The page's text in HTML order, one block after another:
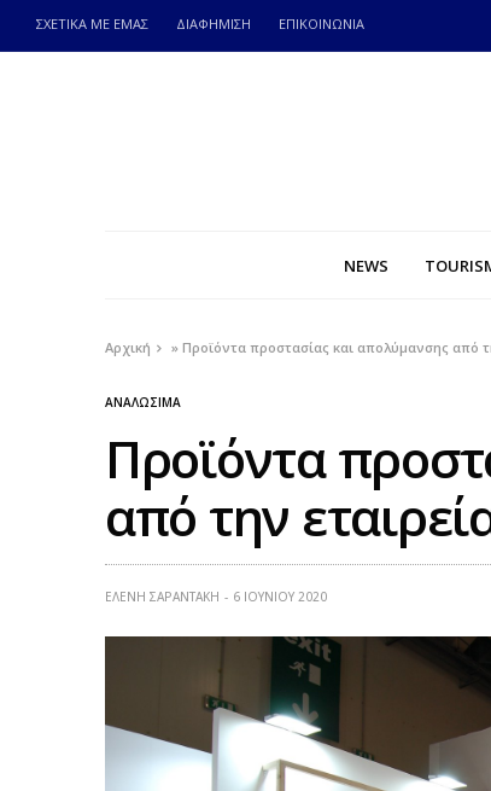
ΣΧΕΤΙΚΑ ΜΕ ΕΜΑΣ ΔΙΑΦΗΜΙΣΗ ΕΠΙΚΟΙΝΩΝΙΑ
NEWS
Αρχική »Προϊόντα προστασίας και απολύμανσης από
ΑΝΑΛΩΣΙΜΑ
Προϊόντα
από την
ΕΛΕΝΗ ΣΑΡΑΝΤΑΚΗ 6 ΙΟΥΝΊΟΥ 2020